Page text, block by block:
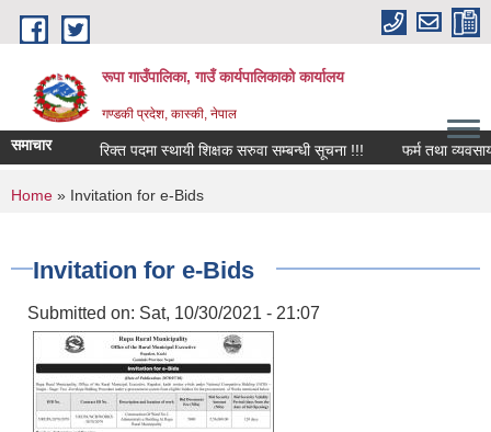
Skip to main content
रूपा गाउँपालिका, गाउँ कार्यपालिकाको कार्यालय
गण्डकी प्रदेश, कास्की, नेपाल
समाचार रिक्त पदमा स्थायी शिक्षक सरुवा सम्बन्धी सूचना !!! फर्म तथा व्यवसाय बन्द
You are here
Home » Invitation for e-Bids
Invitation for e-Bids
Submitted on: Sat, 10/30/2021 - 21:07